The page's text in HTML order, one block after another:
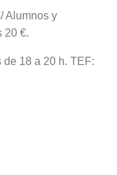
Alumnos y
20 €.
18 a 20 h. TEF: